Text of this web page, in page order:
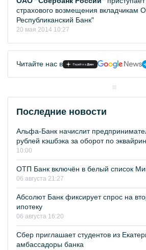
страхового возмещения вкладчикам
Республиканский Банк"
20 мая 2014 10:27
Читайте нас в
Последние новости
Альфа-Банк начислит
рублей кэшбэка за оборот по
10:00
ОТП Банк включён в белый список
06 августа 21:27
Абсолют Банк фиксирует спрос на
ипотеку
06 августа 16:20
Сбер приглашает студентов из
амбассадоры банка